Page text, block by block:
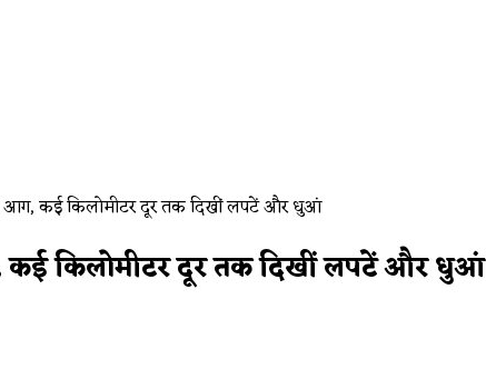
कई किलोमीटर दूर तक दिखीं लपटें और धुआं